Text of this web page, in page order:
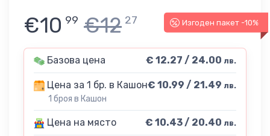
Изгоден пакет -10%
€10 99 €12 27
Базова цена € 12.27 / 24.00 лв.
Цена за 1 бр. в Кашон
1 броя в Кашон
€ 10.99 / 21.49 лв.
Цена на място € 10.43 / 20.40 лв.